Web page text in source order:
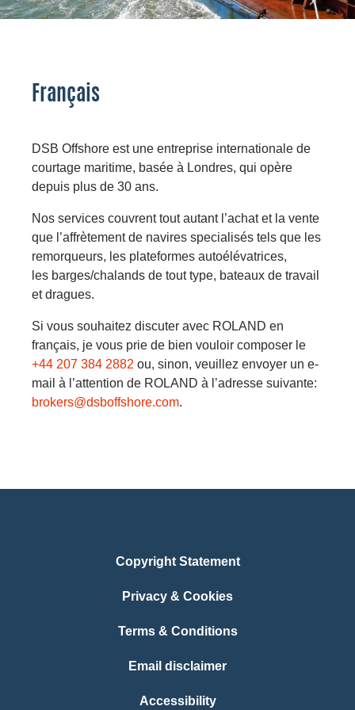
Français
DSB Offshore est une entreprise internationale de
courtage maritime, basée à Londres, qui opère
depuis plus de 30 ans.
Nos services couvrent tout autant l’achat et la vente
que l’affrètement de navires specialisés tels que les
remorqueurs, les plateformes autoélévatrices,
les barges/chalands de tout type, bateaux de travail
et dragues.
Si vous souhaitez discuter avec ROLAND en
français, je vous prie de bien vouloir composer le
+44 207 384 2882 ou, sinon, veuillez envoyer un e-
mail à l’attention de ROLAND à l’adresse suivante:
brokers@dsboffshore.com.
Copyright Statement
Privacy & Cookies
Terms & Conditions
Email disclaimer
Accessibility